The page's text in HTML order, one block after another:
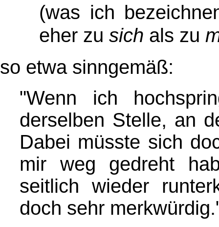
(was ich
eher zu sich als zu
so etwa sinngemäß:
"Wenn ich
derselben Stelle, an
Dabei müsste sich
mir weg gedreht
seitlich wieder
doch sehr